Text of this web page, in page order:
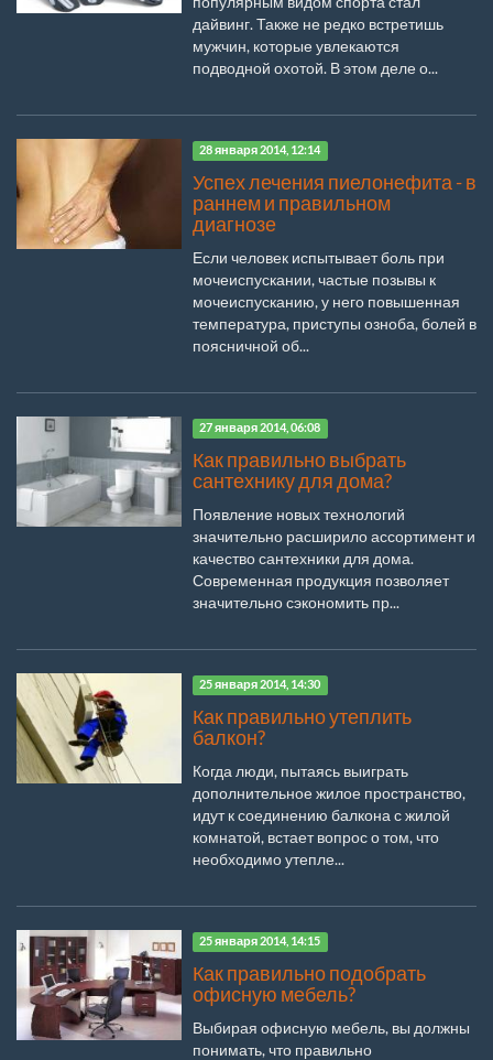
дайвинг. Также не редко встретишь
мужчин, которые увлекаются
подводной охотой. В этом деле о...
28 января 2014, 12:14
Успех лечения пиелонефита - в
раннем и правильном
диагнозе
Если человек испытывает боль при
мочеиспускании, частые позывы к
мочеиспусканию, у него повышенная
температура, приступы озноба, болей в
поясничной об...
27 января 2014, 06:08
Как правильно выбрать
сантехнику для дома?
Появление новых технологий
значительно расширило ассортимент и
качество сантехники для дома.
Современная продукция позволяет
значительно сэкономить пр...
25 января 2014, 14:30
Как правильно утеплить
балкон?
Когда люди, пытаясь выиграть
дополнительное жилое пространство,
идут к соединению балкона с жилой
комнатой, встает вопрос о том, что
необходимо утепле...
25 января 2014, 14:15
Как правильно подобрать
офисную мебель?
Выбирая офисную мебель, вы должны
понимать, что правильно